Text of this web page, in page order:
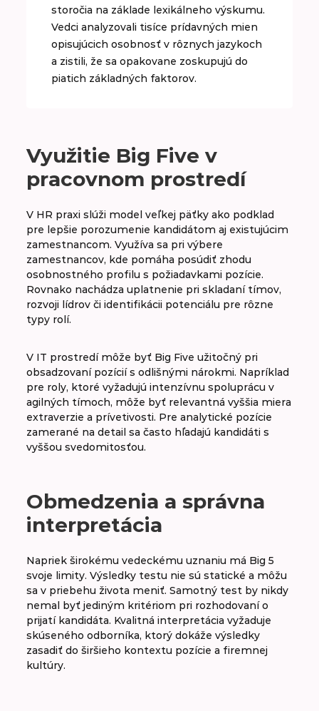
storočia na základe lexikálneho výskumu.
Vedci analyzovali tisíce prídavných mien
opisujúcich osobnosť v rôznych jazykoch
a zistili, že sa opakovane zoskupujú do
piatich základných faktorov.
Využitie Big Five v
pracovnom prostredí
V HR praxi slúži model veľkej päťky ako podklad
pre lepšie porozumenie kandidátom aj existujúcim
zamestnancom. Využíva sa pri výbere
zamestnancov, kde pomáha posúdiť zhodu
osobnostného profilu s požiadavkami pozície.
Rovnako nachádza uplatnenie pri skladaní tímov,
rozvoji lídrov či identifikácii potenciálu pre rôzne
typy rolí.
V IT prostredí môže byť Big Five užitočný pri
obsadzovaní pozícií s odlišnými nárokmi. Napríklad
pre roly, ktoré vyžadujú intenzívnu spoluprácu v
agilných tímoch, môže byť relevantná vyššia miera
extraverzie a prívetivosti. Pre analytické pozície
zamerané na detail sa často hľadajú kandidáti s
vyššou svedomitosťou.
Obmedzenia a správna
interpretácia
Napriek širokému vedeckému uznaniu má Big 5
svoje limity. Výsledky testu nie sú statické a môžu
sa v priebehu života meniť. Samotný test by nikdy
nemal byť jediným kritériom pri rozhodovaní o
prijatí kandidáta. Kvalitná interpretácia vyžaduje
skúseného odborníka, ktorý dokáže výsledky
zasadiť do širšieho kontextu pozície a firemnej
kultúry.